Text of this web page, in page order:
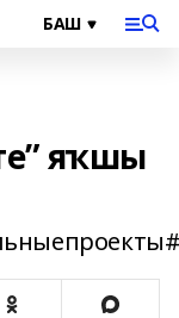
яҡшы